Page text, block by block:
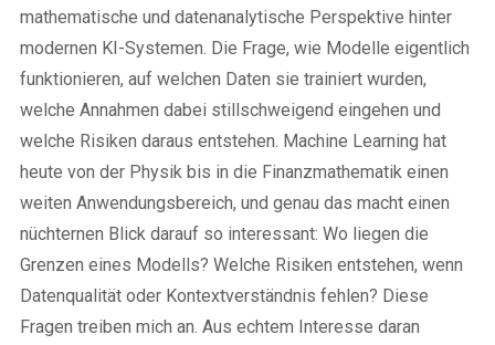
mathematische und datenanalytische Perspektive hinter
modernen KI-Systemen. Die Frage, wie Modelle eigentlich
funktionieren, auf welchen Daten sie trainiert wurden,
welche Annahmen dabei stillschweigend eingehen und
welche Risiken daraus entstehen. Machine Learning hat
heute von der Physik bis in die Finanzmathematik einen
weiten Anwendungsbereich, und genau das macht einen
nüchternen Blick darauf so interessant: Wo liegen die
Grenzen eines Modells? Welche Risiken entstehen, wenn
Datenqualität oder Kontextverständnis fehlen? Diese
Fragen treiben mich an. Aus echtem Interesse daran